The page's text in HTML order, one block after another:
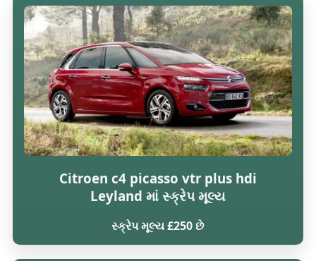
Citroen c4 picasso vtr plus hdi
Leyland માં સ્ક્રેપ મૂલ્ય
સ્ક્રેપ મૂલ્ય £250 છે